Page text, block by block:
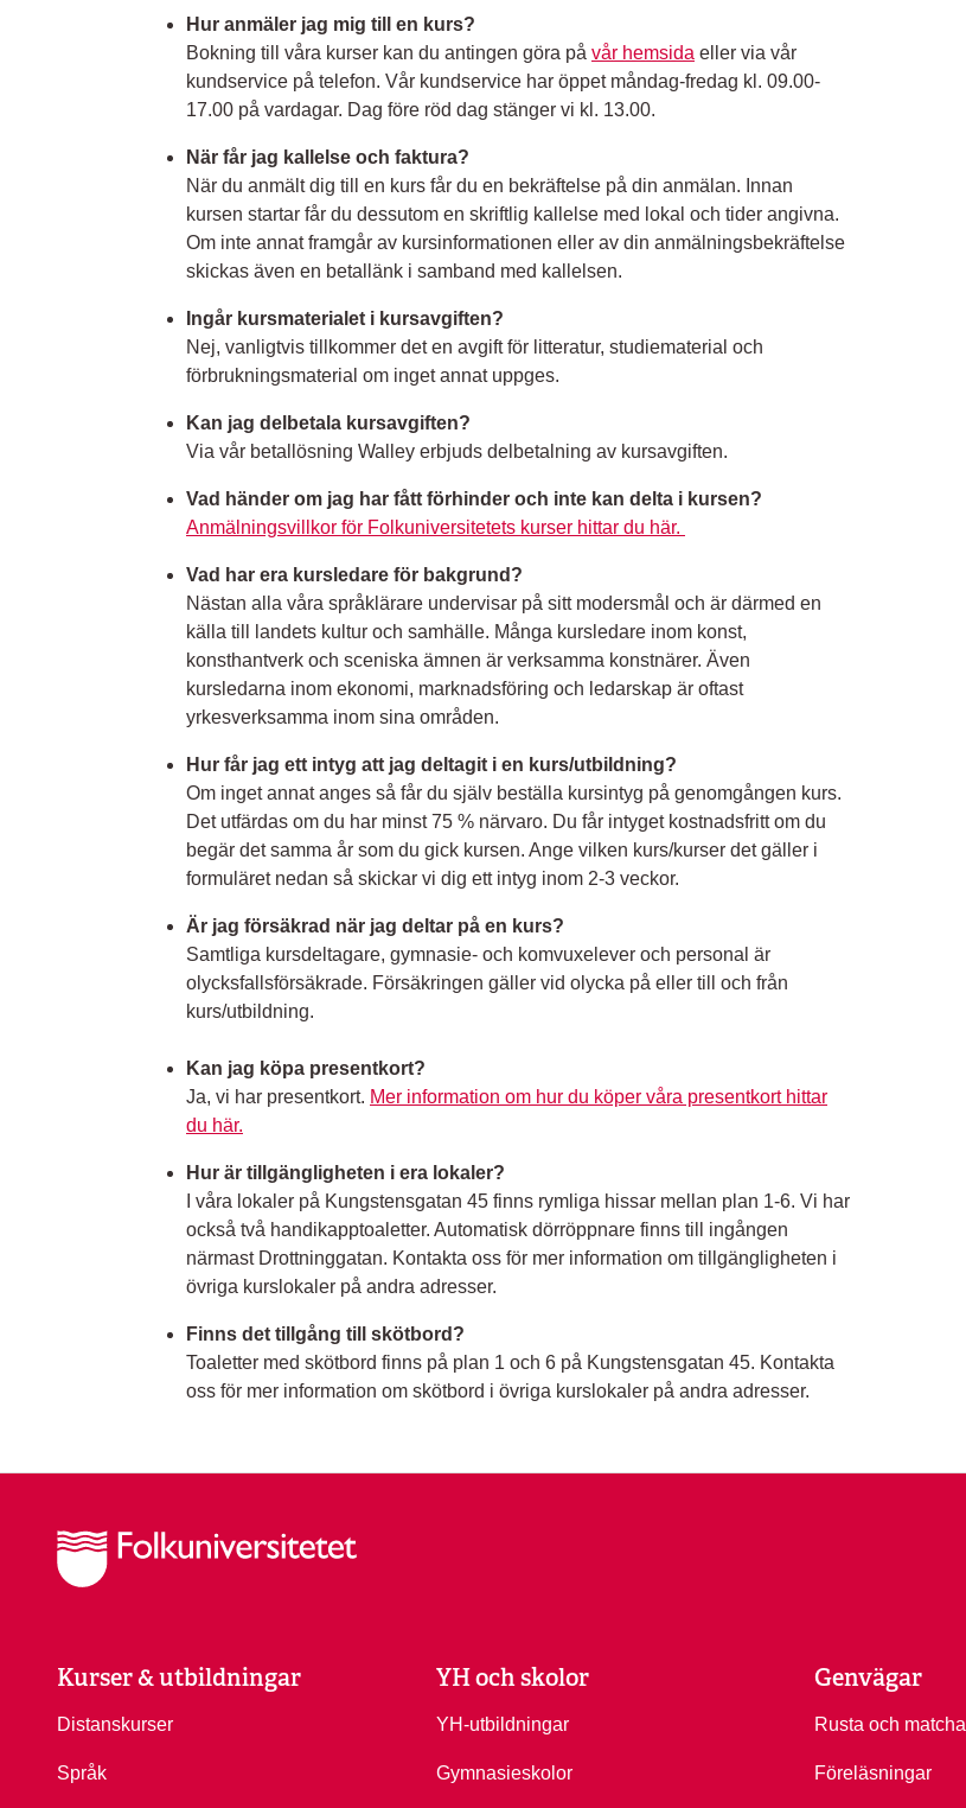
Hur anmäler jag mig till en kurs?
Bokning till våra kurser kan du antingen göra på vår hemsida eller via vår
kundservice på telefon. Vår kundservice har öppet måndag-fredag kl. 09.00-
17.00 på vardagar. Dag före röd dag stänger vi kl. 13.00.
När får jag kallelse och faktura?
När du anmält dig till en kurs får du en bekräftelse på din anmälan. Innan
kursen startar får du dessutom en skriftlig kallelse med lokal och tider angivna.
Om inte annat framgår av kursinformationen eller av din anmälningsbekräftelse
skickas även en betallänk i samband med kallelsen.
Ingår kursmaterialet i kursavgiften?
Nej, vanligtvis tillkommer det en avgift för litteratur, studiematerial och
förbrukningsmaterial om inget annat uppges.
Kan jag delbetala kursavgiften?
Via vår betallösning Walley erbjuds delbetalning av kursavgiften.
Vad händer om jag har fått förhinder och inte kan delta i kursen?
Anmälningsvillkor för Folkuniversitetets kurser hittar du här.
Vad har era kursledare för bakgrund?
Nästan alla våra språklärare undervisar på sitt modersmål och är därmed en
källa till landets kultur och samhälle. Många kursledare inom konst,
konsthantverk och sceniska ämnen är verksamma konstnärer. Även
kursledarna inom ekonomi, marknadsföring och ledarskap är oftast
yrkesverksamma inom sina områden.
Hur får jag ett intyg att jag deltagit i en kurs/utbildning?
Om inget annat anges så får du själv beställa kursintyg på genomgången kurs.
Det utfärdas om du har minst 75 % närvaro. Du får intyget kostnadsfritt om du
begär det samma år som du gick kursen. Ange vilken kurs/kurser det gäller i
formuläret nedan så skickar vi dig ett intyg inom 2-3 veckor.
Är jag försäkrad när jag deltar på en kurs?
Samtliga kursdeltagare, gymnasie- och komvuxelever och personal är
olycksfallsförsäkrade. Försäkringen gäller vid olycka på eller till och från
kurs/utbildning.
Kan jag köpa presentkort?
Ja, vi har presentkort. Mer information om hur du köper våra presentkort hittar
du här.
Hur är tillgängligheten i era lokaler?
I våra lokaler på Kungstensgatan 45 finns rymliga hissar mellan plan 1-6. Vi har
också två handikapptoaletter. Automatisk dörröppnare finns till ingången
närmast Drottninggatan. Kontakta oss för mer information om tillgängligheten i
övriga kurslokaler på andra adresser.
Finns det tillgång till skötbord?
Toaletter med skötbord finns på plan 1 och 6 på Kungstensgatan 45. Kontakta
oss för mer information om skötbord i övriga kurslokaler på andra adresser.
Kurser & utbildningar
Distanskurser
Språk
YH och skolor
YH-utbildningar
Gymnasieskolor
Genvägar
Rusta och matcha
Föreläsningar